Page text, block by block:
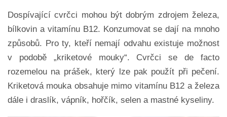
Dospívající cvrčci mohou být dobrým zdrojem železa,
bílkovin a vitamínu B12. Konzumovat se dají na mnoho
způsobů. Pro ty, kteří nemají odvahu existuje možnost
v podobě „kriketové mouky“. Cvrčci se de facto
rozemelou na prášek, který lze pak použít při pečení.
Kriketová mouka obsahuje mimo vitamínu B12 a železa
dále i draslík, vápník, hořčík, selen a mastné kyseliny.